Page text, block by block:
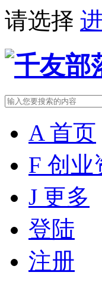
请选择
A 首页
F 创业
J 更多
登陆
注册